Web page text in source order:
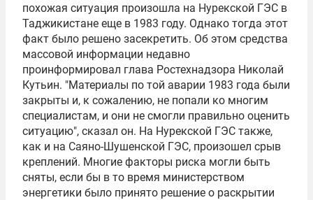
похожая ситуация произошла на Нурекской ГЭС в
Таджикистане еще в 1983 году. Однако тогда этот
факт было решено засекретить. Об этом средства
массовой информации недавно
проинформировал глава Ростехнадзора Николай
Кутьин. "Материалы по той аварии 1983 года были
закрыты и, к сожалению, не попали ко многим
специалистам, и они не смогли правильно оценить
ситуацию", сказал он. На Нурекской ГЭС также,
как и на Саяно-Шушенской ГЭС, произошел срыв
креплений. Многие факторы риска могли быть
сняты, если бы в то время министерством
энергетики было принято решение о раскрытии